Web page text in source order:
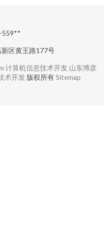
559**
区黄王路177号
计算机信息技术开发 山东博彦
术开发 版权所有Sitemap